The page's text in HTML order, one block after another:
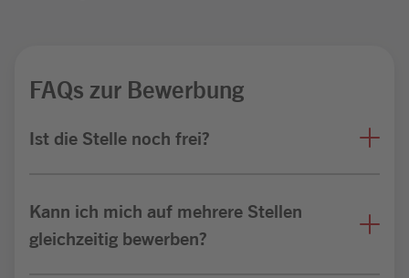
FAQs zur Bewerbung
Ist die Stelle noch frei?
Kann ich mich auf mehrere Stellen
gleichzeitig bewerben?